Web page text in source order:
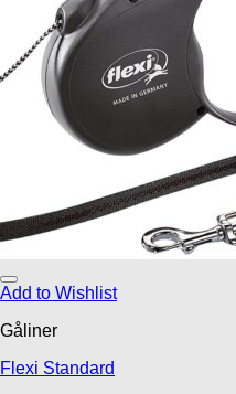
Add to Wishlist
Gåliner
Flexi Standard